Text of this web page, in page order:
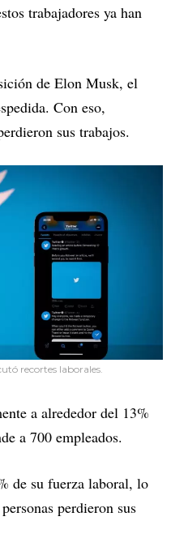
trabajadores ya han
de Elon Musk, el
Con eso,
sus trabajos.
recortes laborales.
a alrededor del 13%
a 700 empleados.
de su fuerza laboral, lo
perdieron sus